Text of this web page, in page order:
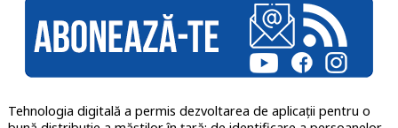
Tehnologia digitală a permis dezvoltarea de aplicații pentru o